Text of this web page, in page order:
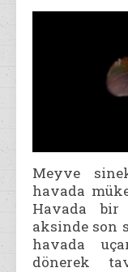
Meyve
havada
Havada
aksinde son
havada
dönerek